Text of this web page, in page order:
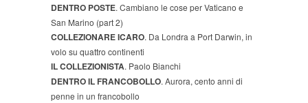
DENTRO POSTE. Cambiano le cose per Vaticano e
San Marino (part 2)
COLLEZIONARE ICARO. Da Londra a Port Darwin, in
volo su quattro continenti
IL COLLEZIONISTA. Paolo Bianchi
DENTRO IL FRANCOBOLLO. Aurora, cento anni di
penne in un francobollo